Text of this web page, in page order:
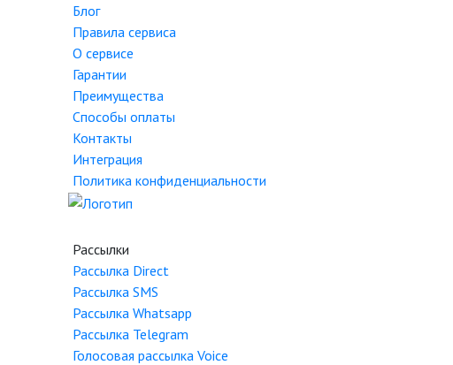
Блог
Правила сервиса
О сервисе
Гарантии
Преимущества
Способы оплаты
Контакты
Интеграция
Политика конфиденциальности
Рассылки
Рассылка Direct
Рассылка SMS
Рассылка Whatsapp
Рассылка Telegram
Голосовая рассылка Voice